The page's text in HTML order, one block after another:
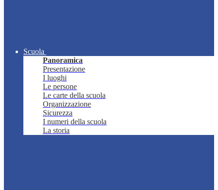
Scuola
Panoramica
Presentazione
I luoghi
Le persone
Le carte della scuola
Organizzazione
Sicurezza
I numeri della scuola
La storia